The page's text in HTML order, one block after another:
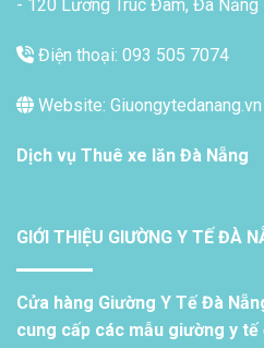
- 120 Lương Trúc Đàm, Đà Nẵng
Điện thoại: 093 505 7074
Website: Giuongytedanang.vn
Dịch vụ Thuê xe lăn Đà Nẵng
GIỚI THIỆU GIƯỜNG Y TẾ ĐÀ
Cửa hàng Giường Y Tế Đà
cung cấp các mẫu giường y